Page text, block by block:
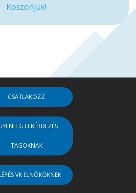
Köszönjük!
CSATLAKOZZ
LEKÉRDEZÉS
TAGOKNAK
VK ELNÖKÖKNEK